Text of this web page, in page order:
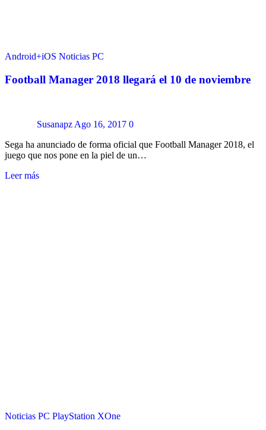
Android+iOS Noticias PC
Football Manager 2018 llegará el 10 de noviembre
Susanapz Ago 16, 2017 0
Sega ha anunciado de forma oficial que Football Manager 2018, el
juego que nos pone en la piel de un…
Leer más
Noticias PC PlayStation XOne